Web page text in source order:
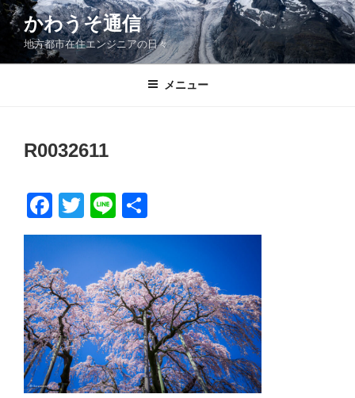
コ
ン
ン
かわうそ通信
地方都市在住エンジニアの日々
メニュー
R0032611
F
a
c
e
b
o
o
k
T
wi
tt
er
Li
n
e
有